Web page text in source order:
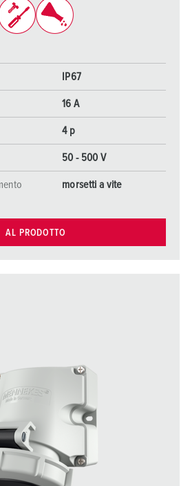
IP67
16 A
4 p
50 - 500 V
morsetti a vite
AL PRODOTTO